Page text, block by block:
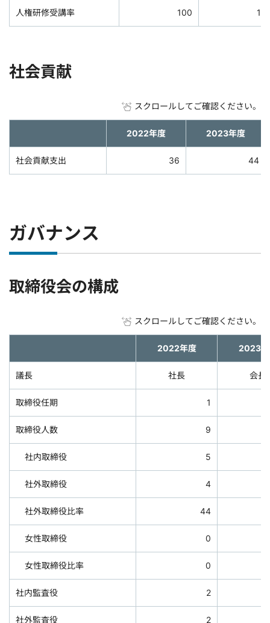
人権研修受講率 100
社会貢献
スクロールしてご確認ください。
2022年度 2023年度
社会貢献支出 36 44
ガバナンス
取締役会の構成
スクロールしてご確認ください。
2022年度 2023
議長 社長 会長
取締役任期 1
取締役人数 9
社内取締役 5
社外取締役 4
社外取締役比率 44
女性取締役 0
女性取締役比率 0
社内監査役 2
社外監査役 2